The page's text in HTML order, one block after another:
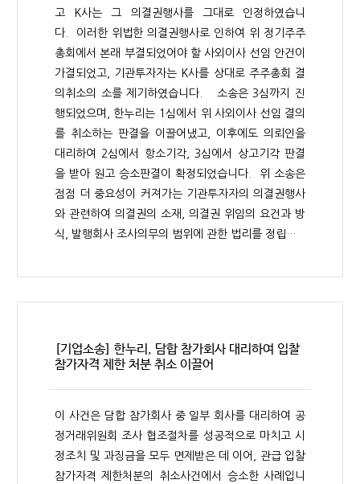
고 K사는 그 의결권행사를 그대로 인정하였습니
다. 이러한 위법한 의결권행사로 인하여 위 정기주주
총회에서 본래 부결되었어야 할 사외이사 선임 안건이
가결되었고, 기관투자자는 K사를 상대로 주주총회 결
의취소의 소를 제기하였습니다. 소송은 3심까지 진
행되었으며, 한누리는 1심에서 위 사외이사 선임 결의
를 취소하는 판결을 이끌어냈고, 이후에도 의뢰인을
대리하여 2심에서 항소기각, 3심에서 상고기각 판결
을 받아 원고 승소판결이 확정되었습니다. 위 소송은
점점 더 중요성이 커져가는 기관투자자의 의결권행사
와 관련하여 의결권의 소재, 의결권 위임의 요건과 방
식, 발행회사 조사의무의 범위에 관한 법리를 정립…
[기업소송] 한누리, 담합 참가회사 대리하여 입찰
참가자격 제한 처분 취소 이끌어
이 사건은 담합 참가회사 중 일부 회사를 대리하여 공
정거래위원회 조사 협조절차를 성공적으로 마치고 시
정조치 및 과징금을 모두 면제받은 데 이어, 관급 입찰
참가자격 제한처분의 취소사건에서 승소한 사례입니